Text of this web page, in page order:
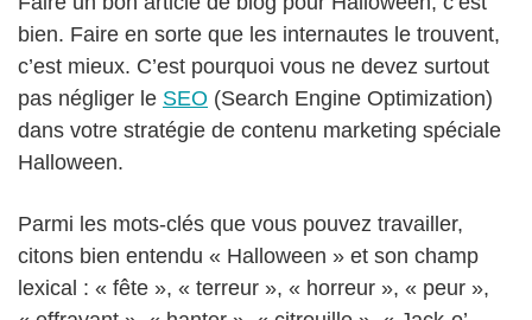
bien. Faire en sorte que les internautes le trouvent,
c’est mieux. C’est pourquoi vous ne devez surtout
pas négliger le SEO (Search Engine Optimization)
dans votre stratégie de contenu marketing spéciale
Halloween.
Parmi les mots-clés que vous pouvez travailler,
citons bien entendu « Halloween » et son champ
lexical : « fête », « terreur », « horreur », « peur »,